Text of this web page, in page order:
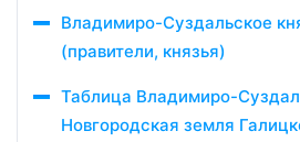
Владимиро-Суздальское
(правители, князья)
Таблица Владимиро-
Новгородская земля